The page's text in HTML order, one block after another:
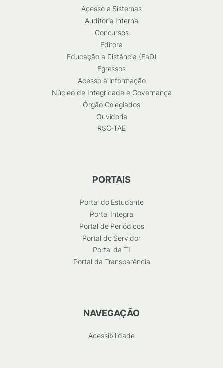
Acesso a Sistemas
Auditoria Interna
Concursos
Editora
Educação a Distância (EaD)
Egressos
Acesso à Informação
Núcleo de Integridade e Governança
Órgão Colegiados
Ouvidoria
RSC-TAE
PORTAIS
Portal do Estudante
Portal Integra
Portal de Periódicos
Portal do Servidor
Portal da TI
Portal da Transparência
NAVEGAÇÃO
Acessibilidade